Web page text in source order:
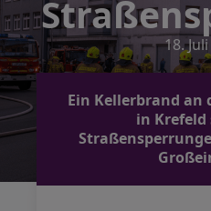
18.
Ein Kellerbrand an
in